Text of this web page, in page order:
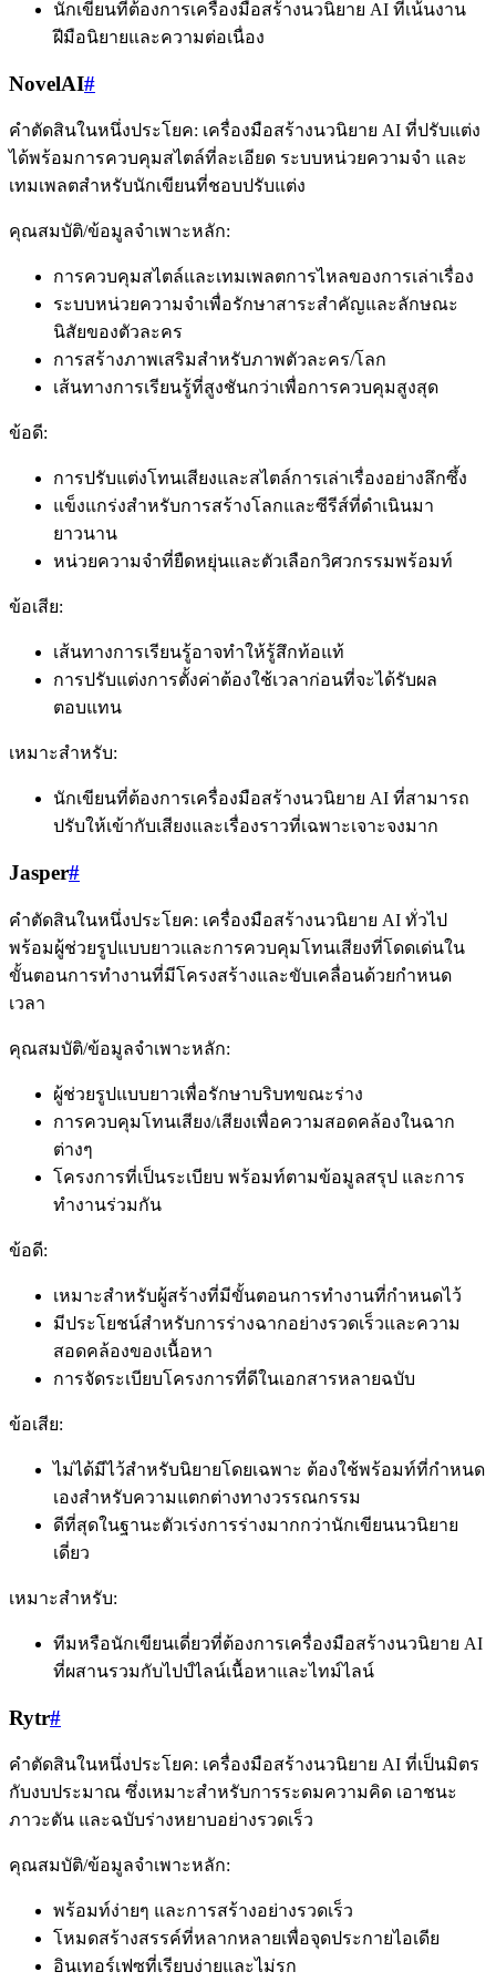
นักเขียนที่ต้องการเครื่องมือสร้างนวนิยาย AI ที่เน้นงาน
ฝีมือนิยายและความต่อเนื่อง
NovelAI#
คำตัดสินในหนึ่งประโยค: เครื่องมือสร้างนวนิยาย AI ที่ปรับแต่ง
ได้พร้อมการควบคุมสไตล์ที่ละเอียด ระบบหน่วยความจำ และ
เทมเพลตสำหรับนักเขียนที่ชอบปรับแต่ง
คุณสมบัติ/ข้อมูลจำเพาะหลัก:
การควบคุมสไตล์และเทมเพลตการไหลของการเล่าเรื่อง
ระบบหน่วยความจำเพื่อรักษาสาระสำคัญและลักษณะ
นิสัยของตัวละคร
การสร้างภาพเสริมสำหรับภาพตัวละคร/โลก
เส้นทางการเรียนรู้ที่สูงชันกว่าเพื่อการควบคุมสูงสุด
ข้อดี:
การปรับแต่งโทนเสียงและสไตล์การเล่าเรื่องอย่างลึกซึ้ง
แข็งแกร่งสำหรับการสร้างโลกและซีรีส์ที่ดำเนินมา
ยาวนาน
หน่วยความจำที่ยืดหยุ่นและตัวเลือกวิศวกรรมพร้อมท์
ข้อเสีย:
เส้นทางการเรียนรู้อาจทำให้รู้สึกท้อแท้
การปรับแต่งการตั้งค่าต้องใช้เวลาก่อนที่จะได้รับผล
ตอบแทน
เหมาะสำหรับ:
นักเขียนที่ต้องการเครื่องมือสร้างนวนิยาย AI ที่สามารถ
ปรับให้เข้ากับเสียงและเรื่องราวที่เฉพาะเจาะจงมาก
Jasper#
คำตัดสินในหนึ่งประโยค: เครื่องมือสร้างนวนิยาย AI ทั่วไป
พร้อมผู้ช่วยรูปแบบยาวและการควบคุมโทนเสียงที่โดดเด่นใน
ขั้นตอนการทำงานที่มีโครงสร้างและขับเคลื่อนด้วยกำหนด
เวลา
คุณสมบัติ/ข้อมูลจำเพาะหลัก:
ผู้ช่วยรูปแบบยาวเพื่อรักษาบริบทขณะร่าง
การควบคุมโทนเสียง/เสียงเพื่อความสอดคล้องในฉาก
ต่างๆ
โครงการที่เป็นระเบียบ พร้อมท์ตามข้อมูลสรุป และการ
ทำงานร่วมกัน
ข้อดี:
เหมาะสำหรับผู้สร้างที่มีขั้นตอนการทำงานที่กำหนดไว้
มีประโยชน์สำหรับการร่างฉากอย่างรวดเร็วและความ
สอดคล้องของเนื้อหา
การจัดระเบียบโครงการที่ดีในเอกสารหลายฉบับ
ข้อเสีย:
ไม่ได้มีไว้สำหรับนิยายโดยเฉพาะ ต้องใช้พร้อมท์ที่กำหนด
เองสำหรับความแตกต่างทางวรรณกรรม
ดีที่สุดในฐานะตัวเร่งการร่างมากกว่านักเขียนนวนิยาย
เดี่ยว
เหมาะสำหรับ:
ทีมหรือนักเขียนเดี่ยวที่ต้องการเครื่องมือสร้างนวนิยาย AI
ที่ผสานรวมกับไปป์ไลน์เนื้อหาและไทม์ไลน์
Rytr#
คำตัดสินในหนึ่งประโยค: เครื่องมือสร้างนวนิยาย AI ที่เป็นมิตร
กับงบประมาณ ซึ่งเหมาะสำหรับการระดมความคิด เอาชนะ
ภาวะตัน และฉบับร่างหยาบอย่างรวดเร็ว
คุณสมบัติ/ข้อมูลจำเพาะหลัก:
พร้อมท์ง่ายๆ และการสร้างอย่างรวดเร็ว
โหมดสร้างสรรค์ที่หลากหลายเพื่อจุดประกายไอเดีย
อินเทอร์เฟซที่เรียบง่ายและไม่รก